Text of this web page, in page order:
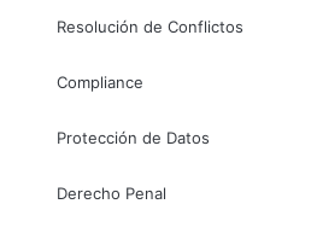
Resolución de Conflictos
Compliance
Protección de Datos
Derecho Penal